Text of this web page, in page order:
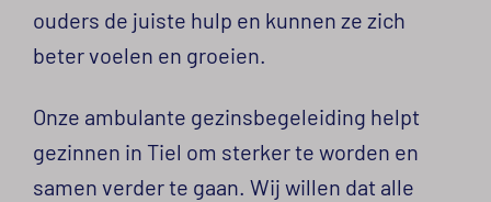
Zoeken naar
ouders de juiste hulp en kunnen ze zich
beter voelen en groeien.
Onze ambulante gezinsbegeleiding helpt
gezinnen in Tiel om sterker te worden en
samen verder te gaan. Wij willen dat alle